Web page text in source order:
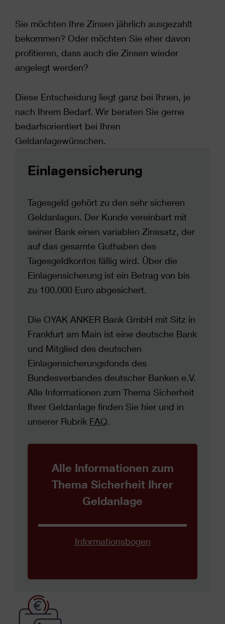
Sie möchten Ihre Zinsen jährlich ausgezahlt
bekommen? Oder möchten Sie eher davon
profitieren, dass auch die Zinsen wieder
angelegt werden?
Diese Entscheidung liegt ganz bei Ihnen, je
nach Ihrem Bedarf. Wir beraten Sie gerne
bedarfsorientiert bei Ihren
Geldanlagewünschen.
Einlagensicherung
Tagesgeld gehört zu den sehr sicheren
Geldanlagen. Der Kunde vereinbart mit
seiner Bank einen variablen Zinssatz, der
auf das gesamte Guthaben des
Tagesgeldkontos fällig wird. Über die
Einlagensicherung ist ein Betrag von bis
zu 100.000 Euro abgesichert.
Die OYAK ANKER Bank GmbH mit Sitz in
Frankfurt am Main ist eine deutsche Bank
und Mitglied des deutschen
Einlagensicherungsfonds des
Bundesverbandes deutscher Banken e.V.
Alle Informationen zum Thema Sicherheit
Ihrer Geldanlage finden Sie hier und in
unserer Rubrik FAQ.
Alle Informationen zum
Thema Sicherheit Ihrer
Geldanlage
Informationsbogen